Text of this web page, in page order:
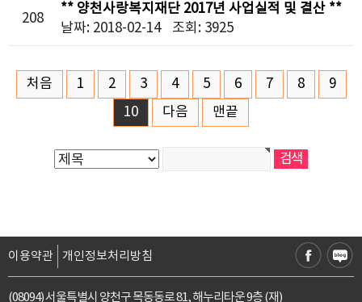
208
** 양천사랑복지재단 2017년 사업실적 및 결산 **
날짜: 2018-02-14
조회: 3925
처음 1 2 3 4 5 6 7 8
9
10
다음 맨끝
이용약관 개인정보처리방침
(08094) 서울특별시 양천구 목동동로 81, 해누리타운 9층 (재)